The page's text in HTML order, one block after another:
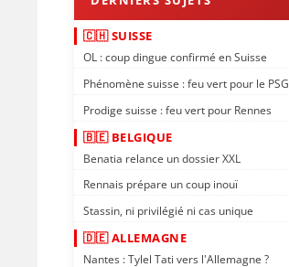
🇨🇭 SUISSE
OL : coup dingue confirmé en Suisse
Phénomène suisse : feu vert pour le PSG
Prodige suisse : feu vert pour Rennes
🇧🇪 BELGIQUE
Benatia relance un dossier XXL
Rennais prépare un coup inouï
Stassin, ni privilégié ni cas unique
🇩🇪 ALLEMAGNE
Nantes : Tylel Tati vers l'Allemagne ?